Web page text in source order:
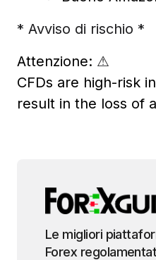
* Avviso di rischio *
Attenzione: ⚠
CFDs are high-risk
result in the loss of
Le migliori
Forex